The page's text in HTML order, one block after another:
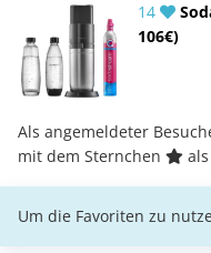
14
106€)
Als angemeldeter
mit dem Sternchen
Um die Favoriten zu